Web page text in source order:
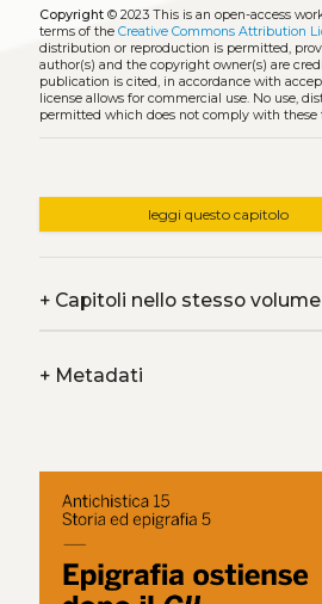
Copyright© 2023 This is an open-access
terms of the Creative Commons Attribution
distribution or reproduction is permitted,
author(s) and the copyright owner(s) are
publication is cited, in accordance with
license allows for commercial use. No use,
permitted which does not comply with these
leggi questo capitolo
+Capitoli nello stesso volume
+Metadati